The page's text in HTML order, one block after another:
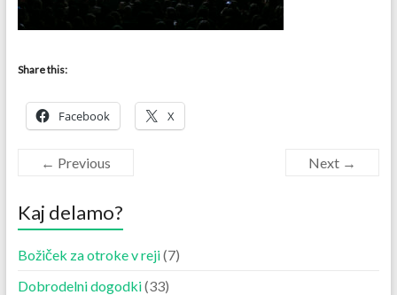
Share this:
Facebook X
← Previous Next →
Kaj delamo?
Božiček za otroke v reji(7)
Dobrodelni dogodki(33)